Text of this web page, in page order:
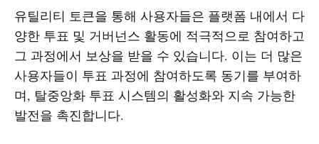
유틸리티 토큰을 통해 사용자들은 플랫폼 내에서 다
양한 투표 및 거버넌스 활동에 적극적으로 참여하고
그 과정에서 보상을 받을 수 있습니다. 이는 더 많은
사용자들이 투표 과정에 참여하도록 동기를 부여하
며, 탈중앙화 투표 시스템의 활성화와 지속 가능한
발전을 촉진합니다.